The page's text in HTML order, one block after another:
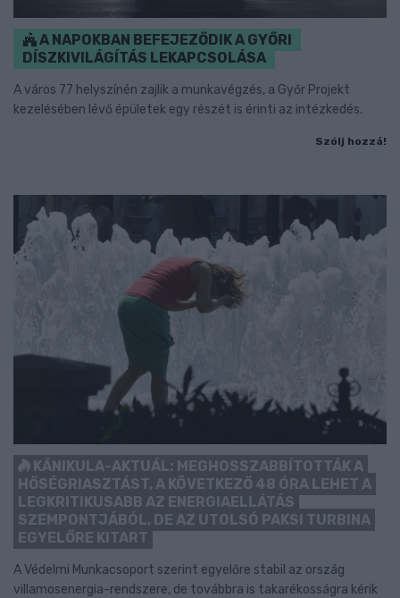
A NAPOKBAN BEFEJEZŐDIK A GYŐRI
DÍSZKIVILÁGÍTÁS LEKAPCSOLÁSA
A város 77 helyszínén zajlik a munkavégzés, a Győr Projekt
kezelésében lévő épületek egy részét is érinti az intézkedés.
Szólj hozzá!
KÁNIKULA-AKTUÁL: MEGHOSSZABBÍTOTTÁK A
HŐSÉGRIASZTÁST, A KÖVETKEZŐ 48 ÓRA LEHET A
LEGKRITIKUSABB AZ ENERGIAELLÁTÁS
SZEMPONTJÁBÓL, DE AZ UTOLSÓ PAKSI TURBINA
EGYELŐRE KITART
A Védelmi Munkacsoport szerint egyelőre stabil az ország
villamosenergia-rendszere, de továbbra is takarékosságra kérik